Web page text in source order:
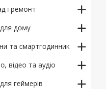
і ремонт
дому
та смартгодинник
відео та аудіо
геймерів